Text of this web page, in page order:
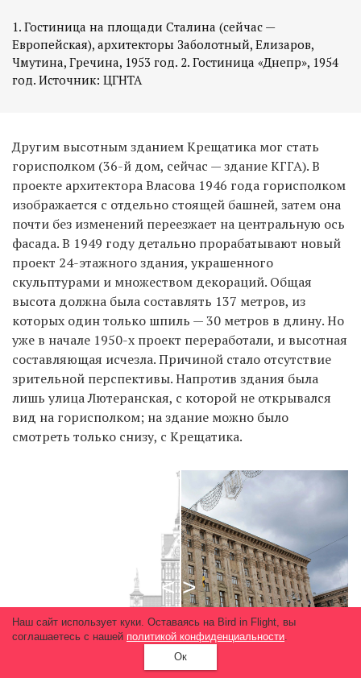
1. Гостиница на площади Сталина (сейчас —
Европейская), архитекторы Заболотный, Елизаров,
Чмутина, Гречина, 1953 год. 2. Гостиница «Днепр», 1954
год. Источник: ЦГНТА
Другим высотным зданием Крещатика мог стать
горисполком (36-й дом, сейчас — здание КГГА). В
проекте архитектора Власова 1946 года горисполком
изображается с отдельно стоящей башней, затем она
почти без изменений переезжает на центральную ось
фасада. В 1949 году детально прорабатывают новый
проект 24-этажного здания, украшенного
скульптурами и множеством декораций. Общая
высота должна была составлять 137 метров, из
которых один только шпиль — 30 метров в длину. Но
уже в начале 1950-х проект переработали, и высотная
составляющая исчезла. Причиной стало отсутствие
зрительной перспективы. Напротив здания была
лишь улица Лютеранская, с которой не открывался
вид на горисполком; на здание можно было
смотреть только снизу, с Крещатика.
Наш сайт использует куки. Оставаясь на Bird in Flight, вы
соглашаетесь с нашей политикой конфиденциальности.
Ок